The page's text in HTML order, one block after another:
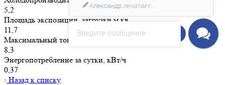
5,2
Площадь экспозиции, загрузки м.кв.
11,7
Максимальный ток, А
8,3
Энергопотребление за сутки, кВт/ч
0,37
Назад к списку
Напишите нам!
Введите сообщение
Александр печатает...